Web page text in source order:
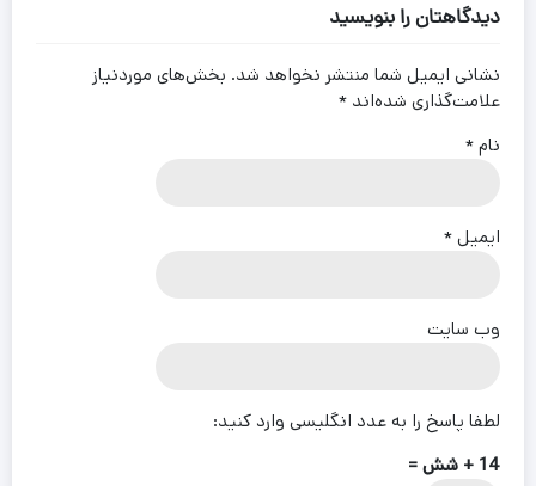
دیدگاهتان را بنویسید
نشانی ایمیل شما منتشر نخواهد شد. بخش‌های موردنیاز
علامت‌گذاری شده‌اند *
نام*
ایمیل*
وب‌ سایت
لطفا پاسخ را به عدد انگلیسی وارد کنید:
14 + شش =